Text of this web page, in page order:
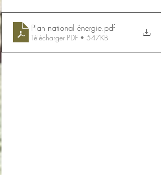
Plan national énergie.pdf
Télécharger PDF • 547KB